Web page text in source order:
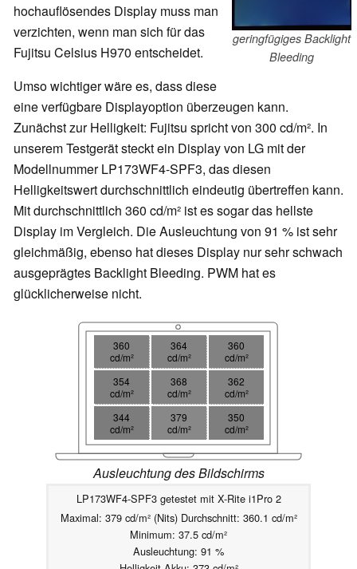
geringfügiges Backlight
Bleeding
hochauflösendes Display muss man
verzichten, wenn man sich für das
Fujitsu Celsius H970 entscheidet.
Umso wichtiger wäre es, dass diese
eine verfügbare Displayoption überzeugen kann.
Zunächst zur Helligkeit: Fujitsu spricht von 300 cd/m². In
unserem Testgerät steckt ein Display von LG mit der
Modellnummer LP173WF4-SPF3, das diesen
Helligkeitswert durchschnittlich eindeutig übertreffen kann.
Mit durchschnittlich 360 cd/m² ist es sogar das hellste
Display im Vergleich. Die Ausleuchtung von 91 % ist sehr
gleichmäßig, ebenso hat dieses Display nur sehr schwach
ausgeprägtes Backlight Bleeding. PWM hat es
glücklicherweise nicht.
360
cd/m²
364
cd/m²
360
cd/m²
354
cd/m²
368
cd/m²
362
cd/m²
344
cd/m²
379
cd/m²
350
cd/m²
Ausleuchtung des Bildschirms
LP173WF4-SPF3 getestet mit X-Rite i1Pro 2
Maximal: 379 cd/m² (Nits) Durchschnitt: 360.1 cd/m²
Minimum: 37.5 cd/m²
Ausleuchtung: 91 %